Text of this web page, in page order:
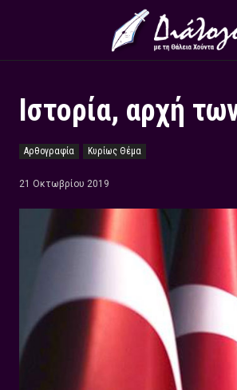
Ιστορία, αρχή
Αρθογραφία Κυρίως Θέμα
21 Οκτωβρίου 2019